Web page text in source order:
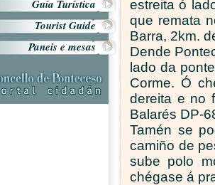
Guía Turística
Tourist Guide
Paneis e mesas
estreita ó
que remata
Barra, 2km.
Dende
lado da
Corme. Ó
dereita e no
Balarés DP-
Tamén se
camiño de
sube polo
chégase á